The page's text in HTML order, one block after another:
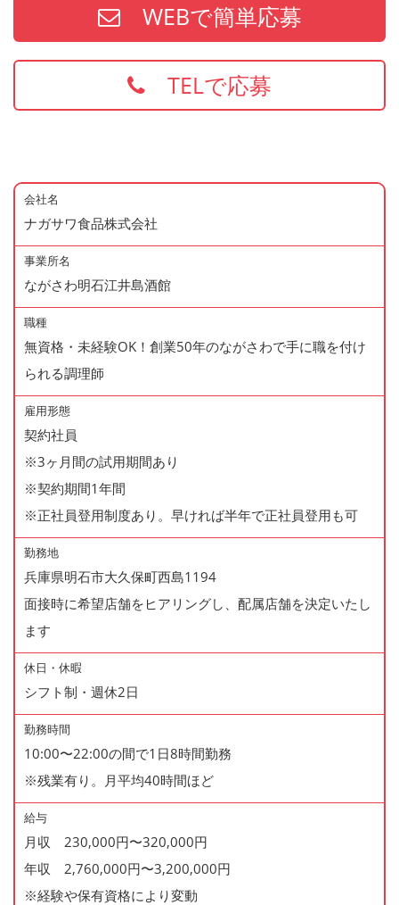
WEBで簡単応募
TELで応募
会社名
ナガサワ食品株式会社
事業所名
ながさわ明石江井島酒館
職種
無資格・未経験OK！創業50年のながさわで手に職を付け
られる調理師
雇用形態
契約社員
※3ヶ月間の試用期間あり
※契約期間1年間
※正社員登用制度あり。早ければ半年で正社員登用も可
勤務地
兵庫県明石市大久保町西島1194
面接時に希望店舗をヒアリングし、配属店舗を決定いたし
ます
休日・休暇
シフト制・週休2日
勤務時間
10:00〜22:00の間で1日8時間勤務
※残業有り。月平均40時間ほど
給与
月収 230,000円〜320,000円
年収 2,760,000円〜3,200,000円
※経験や保有資格により変動